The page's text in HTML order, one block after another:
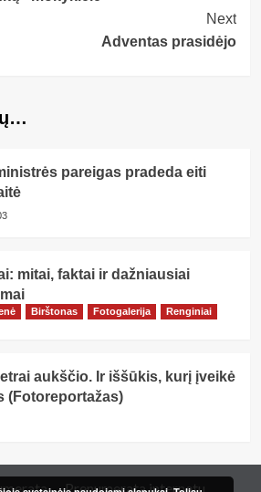
Next
Adventas prasidėjo
pareigas pradeda eiti
mitai, faktai ir dažniausiai
Birštonas Fotogalerija
Renginiai
aukščio. Ir iššūkis, kurį įveikė
(Fotoreportažas)
Prenumerata internetu